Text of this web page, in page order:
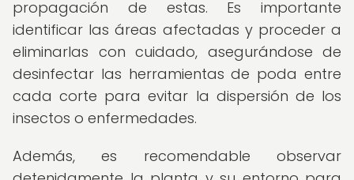
propagación de estas. Es importante
identificar las áreas afectadas y proceder a
eliminarlas con cuidado, asegurándose de
desinfectar las herramientas de poda entre
cada corte para evitar la dispersión de los
insectos o enfermedades.
Además, es recomendable observar